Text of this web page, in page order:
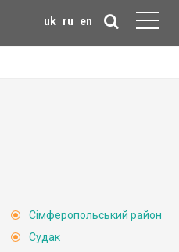
uk ru en
Сімферопольський район
Судак